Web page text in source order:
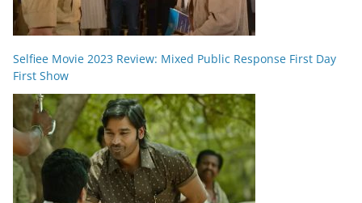
Selfiee Movie 2023 Review: Mixed Public Response First Day
First Show